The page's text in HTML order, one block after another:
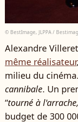
© BestImage, JLPPA /
Alexandre
même réalisateur
milieu du
cannibale. Un
“tourné à
budget de 300